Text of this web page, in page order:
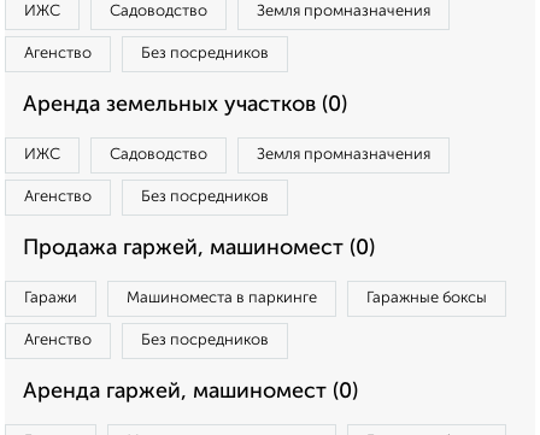
ИЖС Садоводство Земля промназначения
Агенство Без посредников
Аренда земельных участков (0)
ИЖС Садоводство Земля промназначения
Агенство Без посредников
Продажа гаржей, машиномест (0)
Гаражи Машиноместа в паркинге Гаражные боксы
Агенство Без посредников
Аренда гаржей, машиномест (0)